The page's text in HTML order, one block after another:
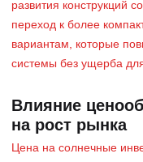
развития конструкций
переход к более
вариантам, которые
системы без ущерба
Влияние
на рост рынка
Цена на солнечные